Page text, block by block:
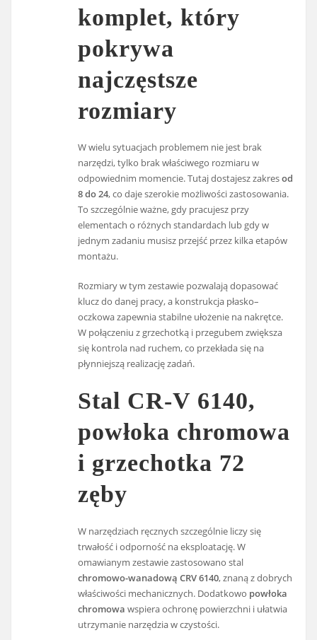
komplet, który
pokrywa
najczęstsze
rozmiary
W wielu sytuacjach problemem nie jest brak
narzędzi, tylko brak właściwego rozmiaru w
odpowiednim momencie. Tutaj dostajesz zakresod
8 do 24, co daje szerokie możliwości zastosowania.
To szczególnie ważne, gdy pracujesz przy
elementach o różnych standardach lub gdy w
jednym zadaniu musisz przejść przez kilka etapów
montażu.
Rozmiary w tym zestawie pozwalają dopasować
klucz do danej pracy, a konstrukcja płasko–
oczkowa zapewnia stabilne ułożenie na nakrętce.
W połączeniu z grzechotką i przegubem zwiększa
się kontrola nad ruchem, co przekłada się na
płynniejszą realizację zadań.
Stal CR-V 6140,
powłoka chromowa
i grzechotka 72
zęby
W narzędziach ręcznych szczególnie liczy się
trwałość i odporność na eksploatację. W
omawianym zestawie zastosowano stal
chromowo-wanadową CRV 6140, znaną z dobrych
właściwości mechanicznych. Dodatkowo powłoka
chromowa wspiera ochronę powierzchni i ułatwia
utrzymanie narzędzia w czystości.